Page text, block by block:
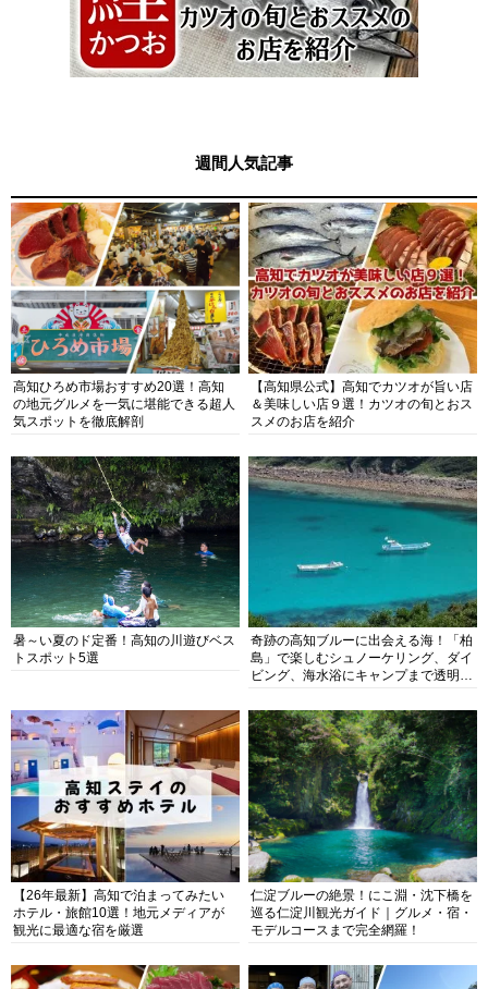
週間人気記事
高知ひろめ市場おすすめ20選！高知
の地元グルメを一気に堪能できる超人
気スポットを徹底解剖
【高知県公式】高知でカツオが旨い店
＆美味しい店９選！カツオの旬とおス
スメのお店を紹介
暑～い夏のド定番！高知の川遊びベス
トスポット5選
奇跡の高知ブルーに出会える海！「柏
島」で楽しむシュノーケリング、ダイ
ビング、海水浴にキャンプまで透明度
【26年最新】高知で泊まってみたい
ホテル・旅館10選！地元メディアが
観光に最適な宿を厳選
仁淀ブルーの絶景！にこ淵・沈下橋を
巡る仁淀川観光ガイド｜グルメ・宿・
モデルコースまで完全網羅！